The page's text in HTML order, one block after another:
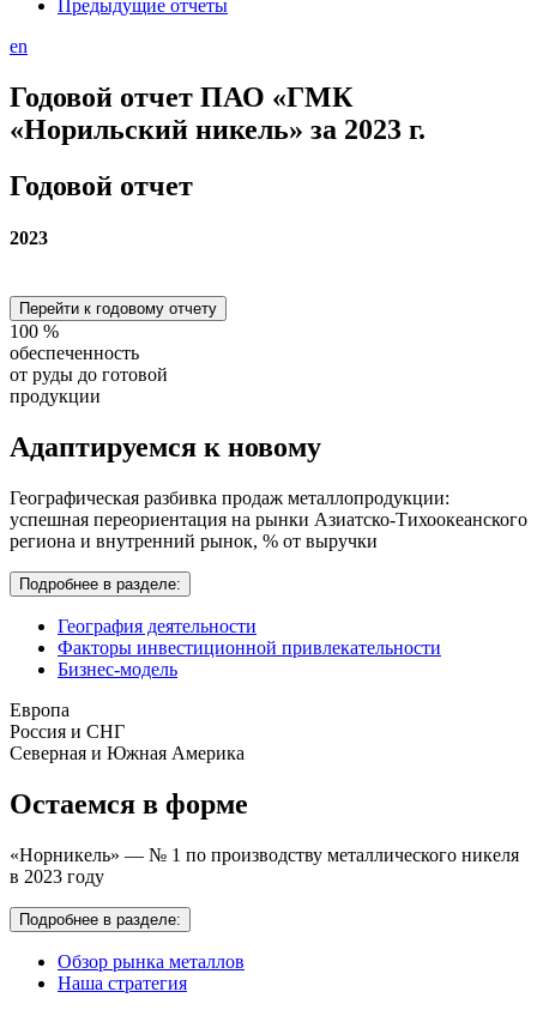
Предыдущие отчеты
en
Годовой отчет ПАО «ГМК
«Норильский никель» за 2023 г.
Годовой отчет
2023
Перейти к годовому отчету
100 %
обеспеченность
от руды до готовой
продукции
Адаптируемся к новому
Географическая разбивка продаж металлопродукции:
успешная переориентация на рынки Азиатско-Тихоокеанского
региона и внутренний рынок, % от выручки
Подробнее в разделе:
География деятельности
Факторы инвестиционной привлекательности
Бизнес-модель
Европа
Россия и СНГ
Северная и Южная Америка
Остаемся в форме
«Норникель» — № 1 по производству металлического никеля
в 2023 году
Подробнее в разделе:
Обзор рынка металлов
Наша стратегия